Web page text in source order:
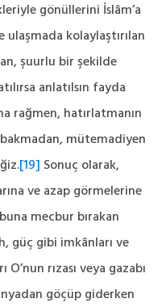
gönüllerini İslâm’a
ulaşmada kolaylaştırılan
şuurlu bir şekilde
anlatılsın fayda
rağmen, hatırlatmanın
mütemadiyen
[19] Sonuç olarak,
ve azap görmelerine
mecbur bırakan
güç gibi imkânları ve
rızası veya gazabı
göçüp giderken